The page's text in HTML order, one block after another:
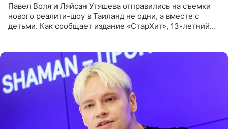
Павел Воля и Ляйсан Утяшева отправились на съемки
нового реалити-шоу в Таиланд не одни, а вместе с
детьми. Как сообщает издание «СтарХит», 13-летний